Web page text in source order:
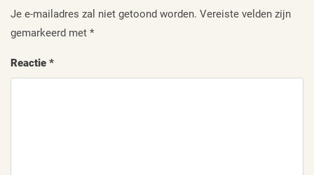
Je e-mailadres zal niet getoond worden. Vereiste velden zijn
gemarkeerd met *
Reactie *